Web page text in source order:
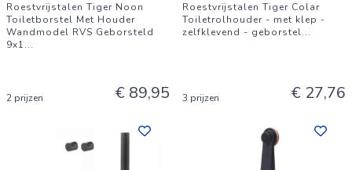
Roestvrijstalen Tiger Noon
Toiletborstel Met Houder
Wandmodel RVS Geborsteld
9x1...
2 prijzen € 89,95
Roestvrijstalen Tiger Colar
Toiletrolhouder - met klep -
zelfklevend - geborstel...
3 prijzen € 27,76